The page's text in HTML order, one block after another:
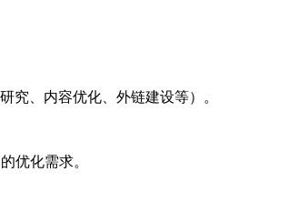
究、内容优化、外链建设等）。
优化需求。